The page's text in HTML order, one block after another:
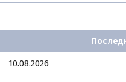
10.08.2026